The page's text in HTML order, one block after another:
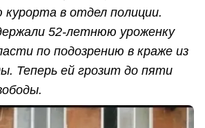
курорта в отдел полиции.
52-летнюю уроженку
по подозрению в краже из
Теперь ей грозит до пяти